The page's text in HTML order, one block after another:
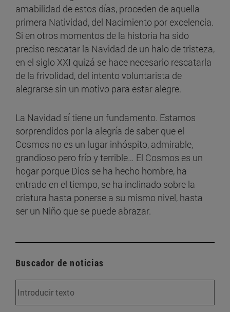
amabilidad de estos días, proceden de aquella
primera Natividad, del Nacimiento por excelencia.
Si en otros momentos de la historia ha sido
preciso rescatar la Navidad de un halo de tristeza,
en el siglo XXI quizá se hace necesario rescatarla
de la frivolidad, del intento voluntarista de
alegrarse sin un motivo para estar alegre.
La Navidad sí tiene un fundamento. Estamos
sorprendidos por la alegría de saber que el
Cosmos no es un lugar inhóspito, admirable,
grandioso pero frío y terrible… El Cosmos es un
hogar porque Dios se ha hecho hombre, ha
entrado en el tiempo, se ha inclinado sobre la
criatura hasta ponerse a su mismo nivel, hasta
ser un Niño que se puede abrazar.
Buscador de noticias